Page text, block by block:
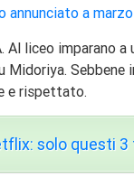
annunciato a marzo
liceo imparano a
e rispettato.
solo questi